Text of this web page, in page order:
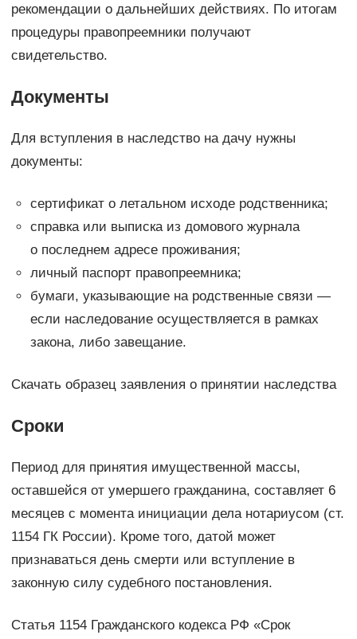
рекомендации о дальнейших действиях. По итогам
процедуры правопреемники получают
свидетельство.
Документы
Для вступления в наследство на дачу нужны
документы:
сертификат о летальном исходе родственника;
справка или выписка из домового журнала
о последнем адресе проживания;
личный паспорт правопреемника;
бумаги, указывающие на родственные связи —
если наследование осуществляется в рамках
закона, либо завещание.
Скачать образец заявления о принятии наследства
Сроки
Период для принятия имущественной массы,
оставшейся от умершего гражданина, составляет 6
месяцев с момента инициации дела нотариусом (ст.
1154 ГК России). Кроме того, датой может
признаваться день смерти или вступление в
законную силу судебного постановления.
Статья 1154 Гражданского кодекса РФ «Срок